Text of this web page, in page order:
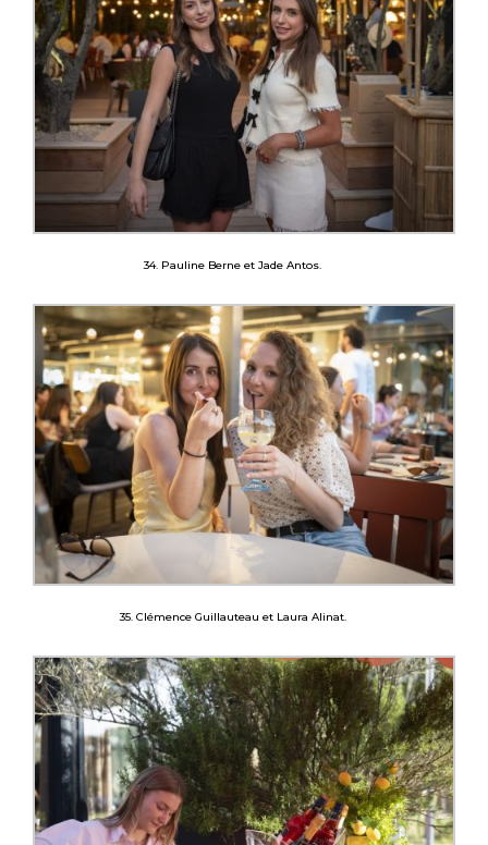
34. Pauline Berne et Jade Antos.
35. Clémence Guillauteau et Laura Alinat.